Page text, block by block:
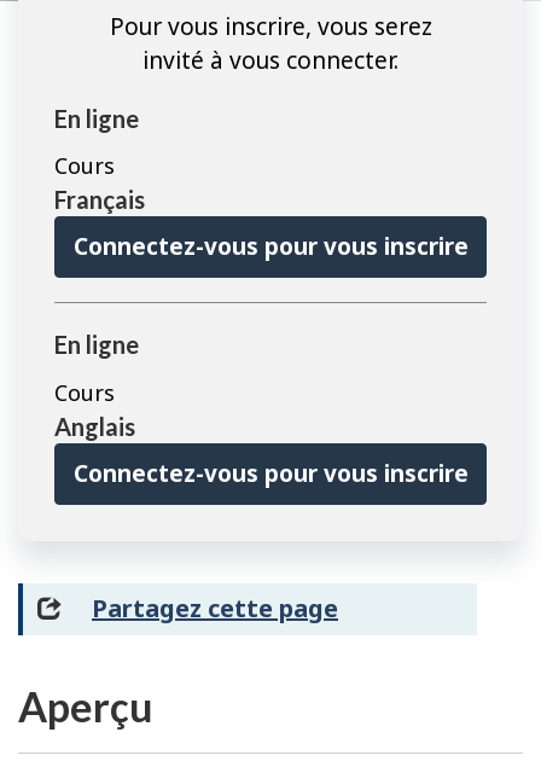
Pour vous inscrire, vous serez
invité à vous connecter.
En ligne
Cours
Français
Connectez-vous pour vous inscrire
En ligne
Cours
Anglais
Connectez-vous pour vous inscrire
Partagez cette page
Aperçu